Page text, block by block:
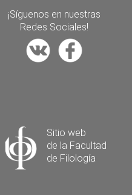
¡Síguenos en nuestras
Redes Sociales!
Sitio web
de la Facultad
de Filología